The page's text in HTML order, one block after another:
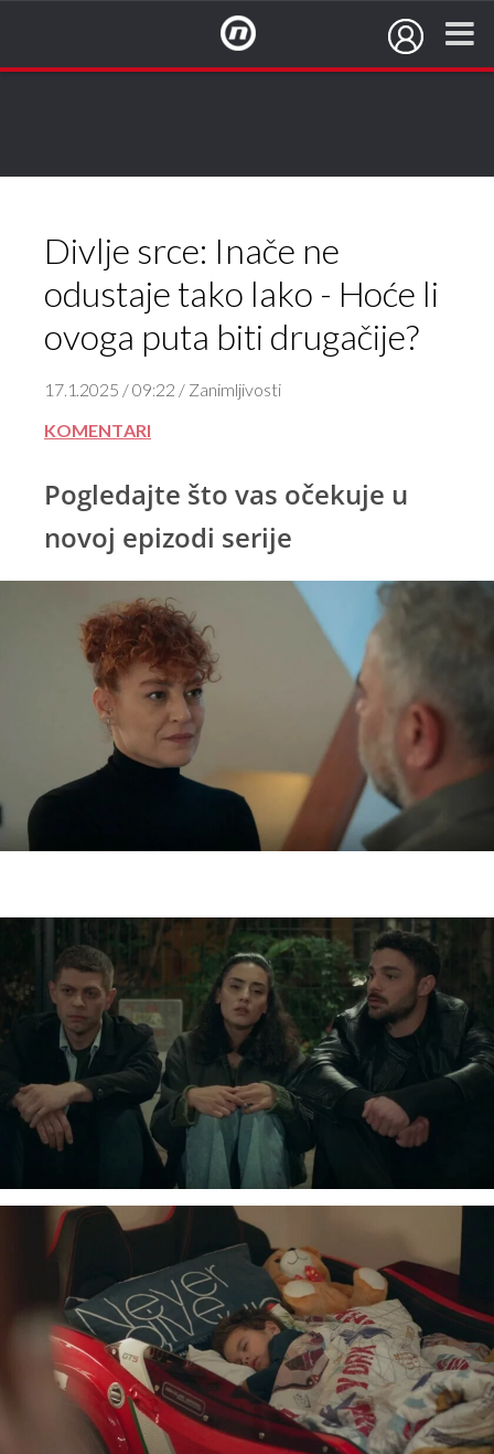
Divlje srce: Inače ne
odustaje tako lako - Hoće li
ovoga puta biti drugačije?
17.1.2025 / 09:22 / Zanimljivosti
KOMENTARI
Pogledajte što vas očekuje u
novoj epizodi serije